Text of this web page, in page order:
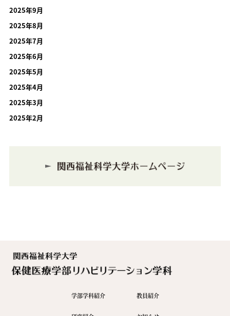
2025年9月
2025年8月
2025年7月
2025年6月
2025年5月
2025年4月
2025年3月
2025年2月
学部学科紹介 教員紹介